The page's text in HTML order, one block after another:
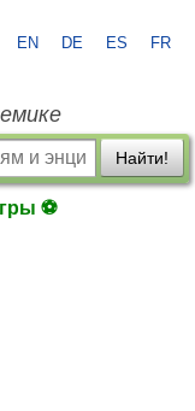
EN DE ES FR
Найти!
⚽